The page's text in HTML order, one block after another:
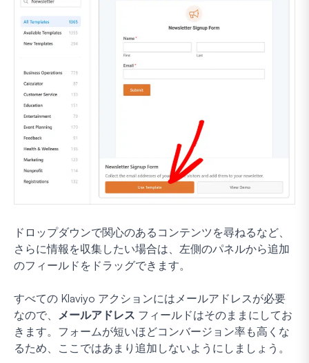
ドロップダウンで関心のあるコンテンツを尋ねるなど、
さらに情報を収集したい場合は、左側のパネルから追加
のフィールドをドラッグできます。
すべての Klaviyo アクションにはメールアドレスが必要
なので、 メールアドレス フィールドはそのままにしてお
きます。フォームが短いほどコンバージョン率も高くな
るため、ここではあまり追加しないようにしましょう。